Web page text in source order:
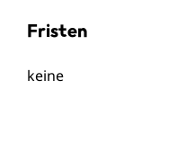
Fristen
keine